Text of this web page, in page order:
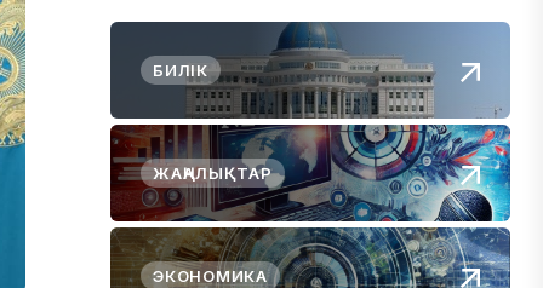
БИЛІК
ЖАҢАЛЫҚТАР
ЭКОНОМИКА